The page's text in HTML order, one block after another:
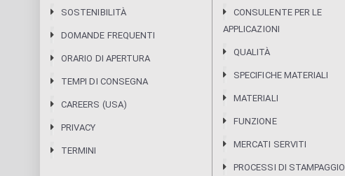
SOSTENIBILITÀ
DOMANDE FREQUENTI
ORARIO DI APERTURA
TEMPI DI CONSEGNA
CAREERS (USA)
PRIVACY
TERMINI
CONSULENTE PER LE
APPLICAZIONI
QUALITÀ
SPECIFICHE MATERIALI
MATERIALI
FUNZIONE
MERCATI SERVITI
PROCESSI DI STAMPAGGIO